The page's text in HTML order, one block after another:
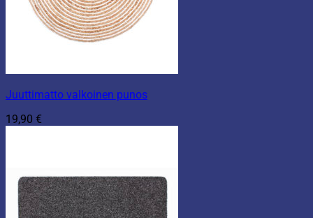
Juuttimatto valkoinen punos
19,90 €